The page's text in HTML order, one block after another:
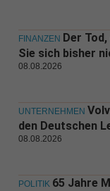
FINANZEN Der
Sie sich bisher
08.08.2026
UNTERNEHMEN
den Deutschen
08.08.2026
POLITIK 65 Jahre